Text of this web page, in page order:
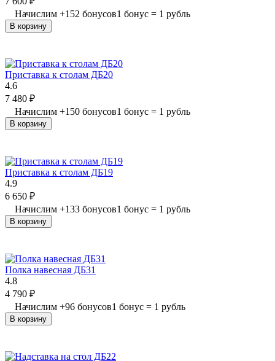
Начислим +152 бонусов1 бонус = 1 рубль
В корзину
Приставка к столам ДБ20
4.6
7 480 ₽
Начислим +150 бонусов1 бонус = 1 рубль
В корзину
Приставка к столам ДБ19
4.9
6 650 ₽
Начислим +133 бонусов1 бонус = 1 рубль
В корзину
Полка навесная ДБ31
4.8
4 790 ₽
Начислим +96 бонусов1 бонус = 1 рубль
В корзину